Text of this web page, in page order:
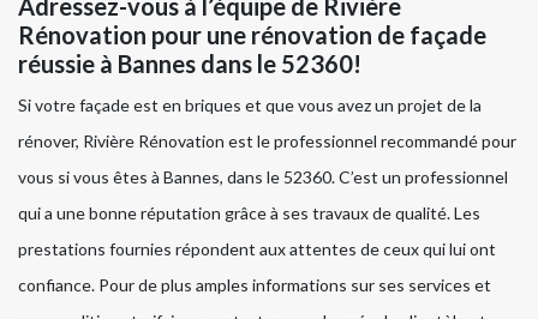
Adressez-vous à l’équipe de Rivière
Rénovation pour une rénovation de façade
réussie à Bannes dans le 52360!
Si votre façade est en briques et que vous avez un projet de la
rénover, Rivière Rénovation est le professionnel recommandé pour
vous si vous êtes à Bannes, dans le 52360. C’est un professionnel
qui a une bonne réputation grâce à ses travaux de qualité. Les
prestations fournies répondent aux attentes de ceux qui lui ont
confiance. Pour de plus amples informations sur ses services et